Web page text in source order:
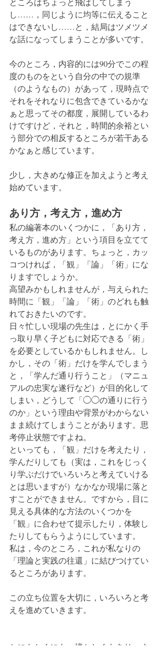
し……，同じように均等に伝えること
はできないし……と，結局はツメツメ
な話になってしまうことが多いです。
今のところ，内容的には90分でこの程
度のものをという自分の中での規準
（のようなもの）があって，現時点で
それをそれなりに包含できているかな
ぁと思ってその都度，展開しているわ
けですけど，それと，時間的余裕とい
う部分での相反するところが若干ある
かなぁと感じています。
少し，大きめな修正を加えようと考え
始めています。
あり方，考え方，進め方
私の編著本のいくつかに，「あり方，
考え方，進め方」という項目を立てて
いるものがあります。ちょっと，カッ
コつければ，「観」「論」「術」にな
りますでしょうか。
高望みかもしれませんが，与えられた
時間に「観」「論」「術」のどれも触
れておきたいのです。
日々忙しい現場の先生は，とにかく手
っ取り早く子どもに対応できる「術」
を必要としているかもしれません。し
かし，その「術」だけを学んでしまう
と，「学んだ通り行うこと」（マニュ
アルの忠実な遂行など）が目的化して
しまい，どうして「◯◯の通りに行う
のか」という理由や背景がわからない
まま続けてしまうことがあります。思
考停止状態ですよね。
といっても，「観」だけを考えたり，
学んだりしても（実は，これをじっく
り学ぶだけでいろいろと考えていける
とは思いますが）なかなか現場に落と
すことができません。ですから，目に
見える具体的な方法のいくつかを
「観」に合わせて提示したり，体験し
たりしてもらうようにしています。
私は，今のところ，これが私なりの
「理論と実践の往還」に結びつけてい
るところがあります。
この立ち位置を大切に，いろいろと考
えを進めていきます。
とにもかくにも，懐かしくもあり，ま